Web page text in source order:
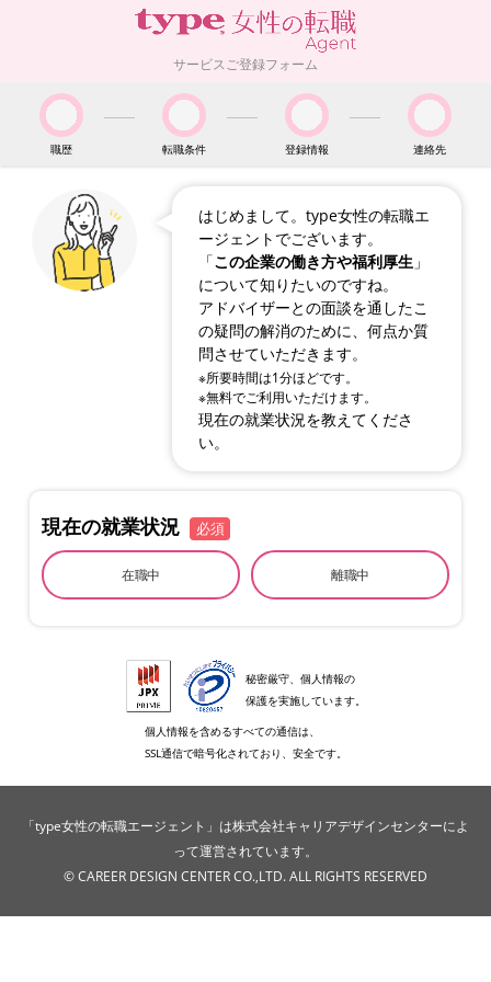
サービスご登録フォーム
職歴 転職条件 登録情報 連絡先
はじめまして。type女性の転職エ
ージェントでございます。
「この企業の働き方や福利厚生」
について知りたいのですね。
アドバイザーとの面談を通したこ
の疑問の解消のために、何点か質
問させていただきます。
※所要時間は1分ほどです。
※無料でご利用いただけます。
現在の就業状況を教えてくださ
い。
現在の就業状況 必須
在職中 離職中
秘密厳守、個人情報の
保護を実施しています。
個人情報を含めるすべての通信は、
SSL通信で暗号化されており、安全です。
「type女性の転職エージェント」は株式会社キャリアデザインセンターによ
って運営されています。
© CAREER DESIGN CENTER CO.,LTD. ALL RIGHTS RESERVED